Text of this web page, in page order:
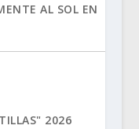
AL SOL EN
2026